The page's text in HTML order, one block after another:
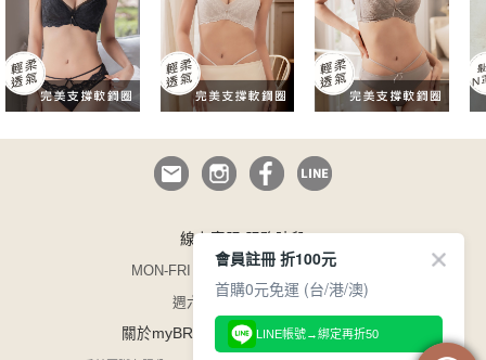
線上客服 服務時段
MON-FRI 09:00~12:30/13:30~17:00
週六日與國定假日休息
關於myBRA
企業徵才/165 防詐騙
會員註冊 折100元
首購0元免運 (台/港/澳)
LINE帳號→綁定再折50